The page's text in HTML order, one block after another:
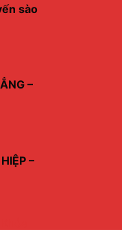
sào
–
–